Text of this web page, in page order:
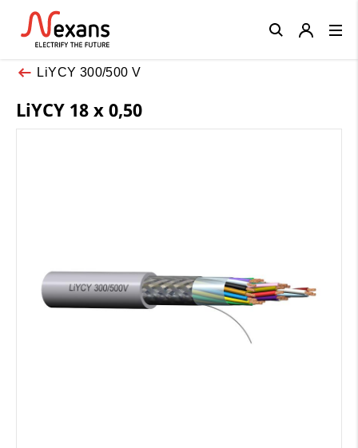
LiYCY 300/500 V
LiYCY 18 x 0,50
Close